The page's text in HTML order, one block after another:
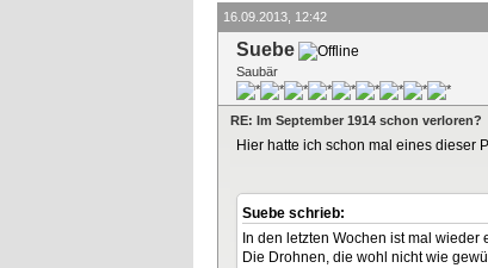
16.09.2013, 12:42
Suebe
Saubär
RE: Im September 1914 schon verloren?
Hier hatte ich schon mal eines dieser
Suebe schrieb:
In den letzten Wochen ist mal
Die Drohnen, die wohl nicht wie